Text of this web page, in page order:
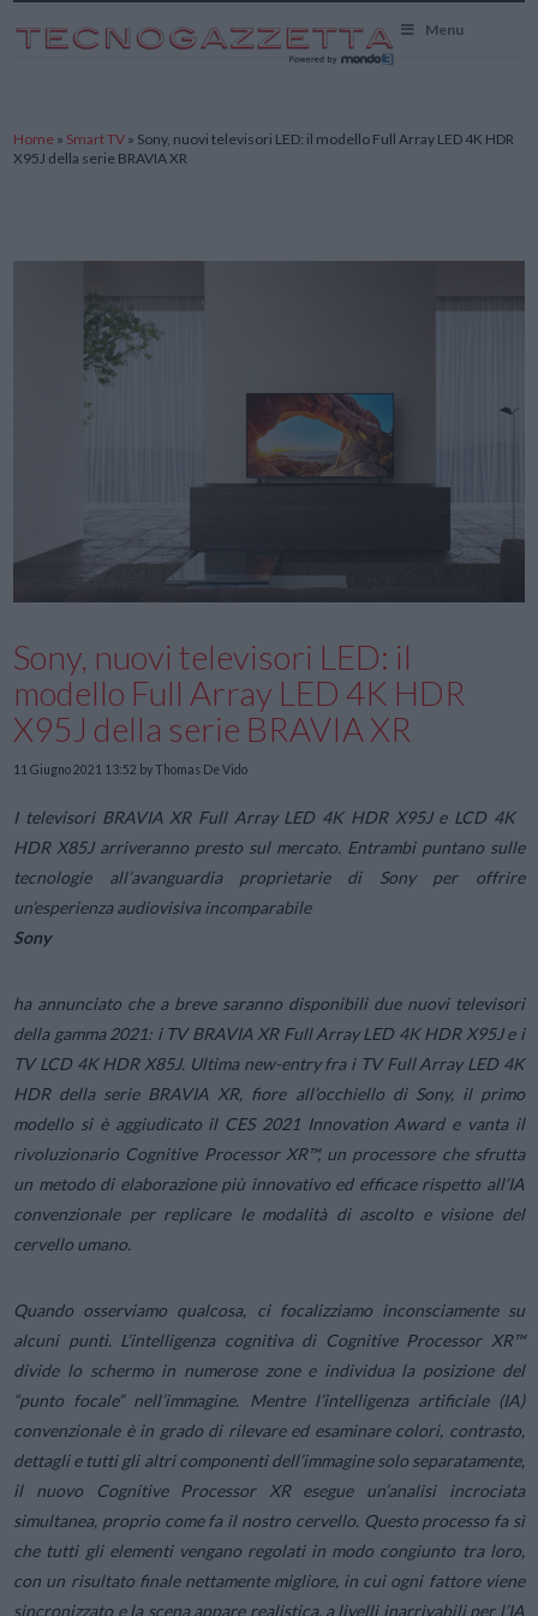
Menu
Home » Smart TV » Sony, nuovi televisori LED: il modello Full Array LED 4K HDR
X95J della serie BRAVIA XR
Sony, nuovi televisori LED: il
modello Full Array LED 4K HDR
X95J della serie BRAVIA XR
11 Giugno 2021 13:52 by Thomas De Vido
I televisori BRAVIA XR Full Array LED 4K HDR X95J e LCD 4K
HDR X85J arriveranno presto sul mercato. Entrambi puntano sulle
tecnologie all’avanguardia proprietarie di Sony per offrire
un’esperienza audiovisiva incomparabile
Sony
ha annunciato che a breve saranno disponibili due nuovi televisori
della gamma 2021: i TV BRAVIA XR Full Array LED 4K HDR X95J e i
TV LCD 4K HDR X85J. Ultima new-entry fra i TV Full Array LED 4K
HDR della serie BRAVIA XR, fiore all’occhiello di Sony, il primo
modello si è aggiudicato il CES 2021 Innovation Award e vanta il
rivoluzionario Cognitive Processor XR™, un processore che sfrutta
un metodo di elaborazione più innovativo ed efficace rispetto all’IA
convenzionale per replicare le modalità di ascolto e visione del
cervello umano.
Quando osserviamo qualcosa, ci focalizziamo inconsciamente su
alcuni punti. L’intelligenza cognitiva di Cognitive Processor XR™
divide lo schermo in numerose zone e individua la posizione del
“punto focale” nell’immagine. Mentre l’intelligenza artificiale (IA)
convenzionale è in grado di rilevare ed esaminare colori, contrasto,
dettagli e tutti gli altri componenti dell’immagine solo separatamente,
il nuovo Cognitive Processor XR esegue un’analisi incrociata
simultanea, proprio come fa il nostro cervello. Questo processo fa sì
che tutti gli elementi vengano regolati in modo congiunto tra loro,
con un risultato finale nettamente migliore, in cui ogni fattore viene
sincronizzato e la scena appare realistica, a livelli inarrivabili per l’IA